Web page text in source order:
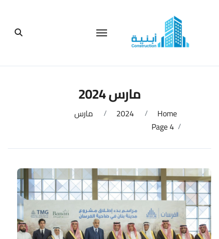
مارس 2024
Home
2024
مارس
Page 4